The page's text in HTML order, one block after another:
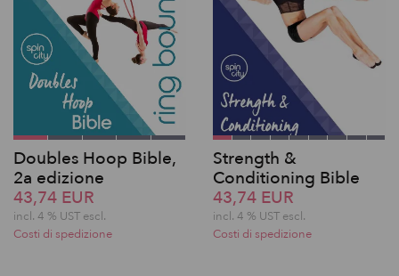
Doubles Hoop Bible,
2a edizione
43,74 EUR
incl. 4 % UST escl.
Costi di spedizione
Strength &
Conditioning Bible
43,74 EUR
incl. 4 % UST escl.
Costi di spedizione